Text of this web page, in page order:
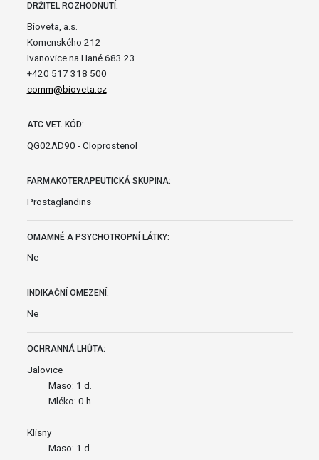
DRŽITEL ROZHODNUTÍ:
Bioveta, a.s.
Komenského 212
Ivanovice na Hané 683 23
+420 517 318 500
comm@bioveta.cz
ATC VET. KÓD:
QG02AD90 - Cloprostenol
FARMAKOTERAPEUTICKÁ SKUPINA:
Prostaglandins
OMAMNÉ A PSYCHOTROPNÍ LÁTKY:
Ne
INDIKAČNÍ OMEZENÍ:
Ne
OCHRANNÁ LHŮTA:
Jalovice
Maso: 1 d.
Mléko: 0 h.
Klisny
Maso: 1 d.